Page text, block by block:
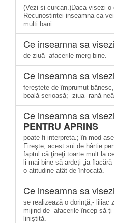
(Vezi si curcan.)Daca visezi o
Recunostintei inseamna ca
multi bani.
Ce inseamna sa visezi
de ziuă- afacerile merg bine.
Ce inseamna sa visezi
fereştete de împrumut
boală serioasă;- ziua- rană
Ce inseamna sa visezi
PENTRU APRINS
poate fi interpreta.; în mod
Fireşte, acest sui de hârtie
faptul că ţineţi toarte mult la
li mai bine să ardeţi „ia
o atitudine atât de înfocată.
Ce inseamna sa visezi
se realizează o dorinţă;- liliac
mijind de- afacerile încep să-
liniştită.